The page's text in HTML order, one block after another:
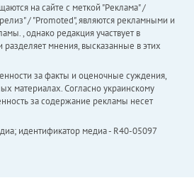
на сайте с меткой "Реклама" /
/ "Promoted", являются рекламными и
, однако редакция участвует в
разделяет мнения, высказанные в этих
за факты и оценочные суждения,
материалах. Согласно украинскому
за содержание рекламы несет
идентификатор медиа - R40-05097